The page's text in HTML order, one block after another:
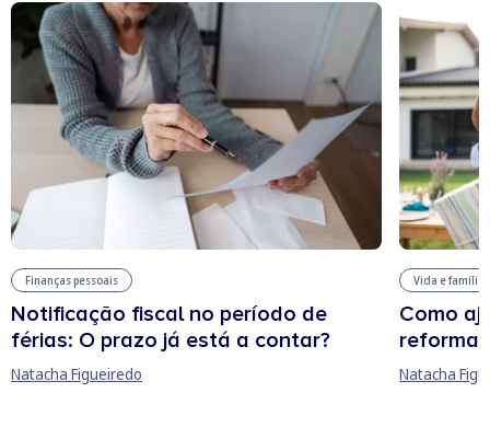
Finanças pessoais
Notificação fiscal no período de
férias: O prazo já está a contar?
Natacha Figueiredo
Vida e família
Como
reforma
Natacha